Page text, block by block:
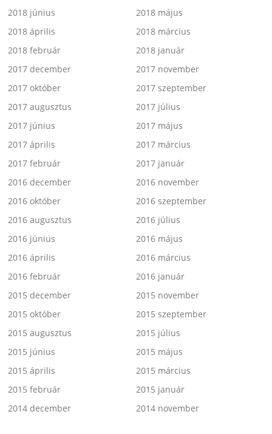
2018 június
2018 május
2018 április
2018 március
2018 február
2018 január
2017 december
2017 november
2017 október
2017 szeptember
2017 augusztus
2017 július
2017 június
2017 május
2017 április
2017 március
2017 február
2017 január
2016 december
2016 november
2016 október
2016 szeptember
2016 augusztus
2016 július
2016 június
2016 május
2016 április
2016 március
2016 február
2016 január
2015 december
2015 november
2015 október
2015 szeptember
2015 augusztus
2015 július
2015 június
2015 május
2015 április
2015 március
2015 február
2015 január
2014 december
2014 november